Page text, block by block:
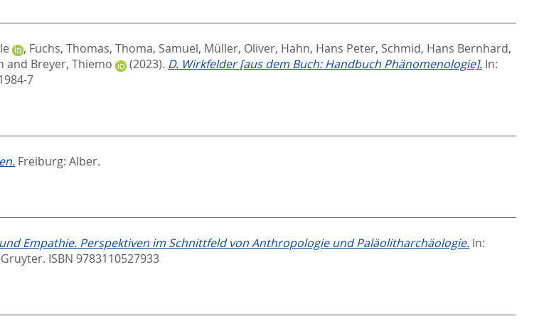
, Fuchs, Thomas, Thoma, Samuel, Müller, Oliver, Hahn, Hans Peter, Schmid, Hans Bernhard,
and Breyer, Thiemo (2023). D. Wirkfelder [aus dem Buch: Handbuch Phänomenologie]. In:
7
Freiburg: Alber.
Empathie. Perspektiven im Schnittfeld von Anthropologie und Paläolitharchäologie. In:
ISBN 9783110527933